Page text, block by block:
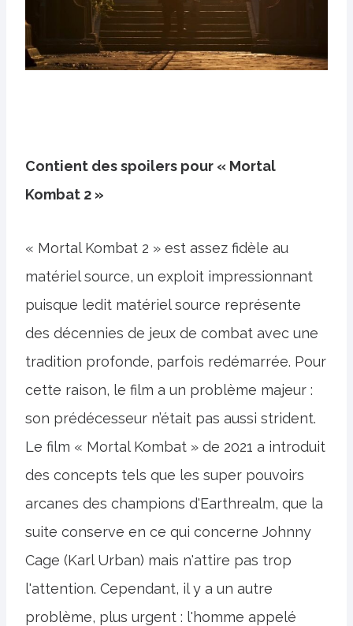
Contient des spoilers pour « Mortal
Kombat 2 »
« Mortal Kombat 2 » est assez fidèle au
matériel source, un exploit impressionnant
puisque ledit matériel source représente
des décennies de jeux de combat avec une
tradition profonde, parfois redémarrée. Pour
cette raison, le film a un problème majeur :
son prédécesseur n’était pas aussi strident.
Le film « Mortal Kombat » de 2021 a introduit
des concepts tels que les super pouvoirs
arcanes des champions d'Earthrealm, que la
suite conserve en ce qui concerne Johnny
Cage (Karl Urban) mais n'attire pas trop
l'attention. Cependant, il y a un autre
problème, plus urgent : l'homme appelé